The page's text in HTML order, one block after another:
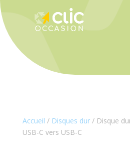
Accueil / Disques dur/ Disque
USB-C vers USB-C
Panneau de gestion des cookies